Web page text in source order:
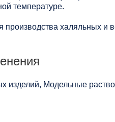
температуре.
производства халяльных и
изделий, Модельные